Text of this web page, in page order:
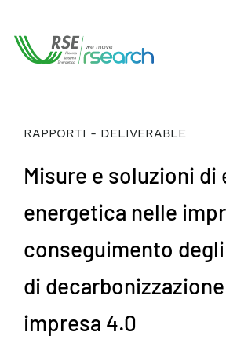
RAPPORTI - DELIVERABLE
Misure e soluzioni
energetica nelle
conseguimento
di
impresa 4.0